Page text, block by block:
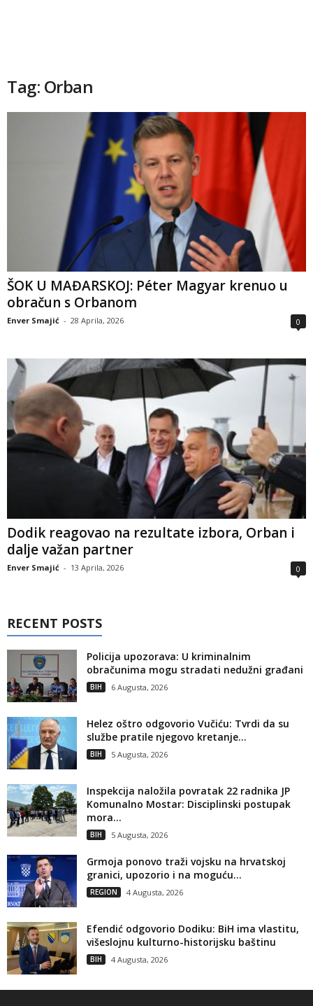
Tag: Orban
ŠOK U MAĐARSKOJ: Péter Magyar krenuo u
obračun s Orbanom
Enver Smajić - 28 Aprila, 2026 0
Dodik reagovao na rezultate izbora, Orban i
dalje važan partner
Enver Smajić - 13 Aprila, 2026 0
RECENT POSTS
Policija upozorava: U kriminalnim
obračunima mogu stradati nedužni građani
BIH 6 Augusta, 2026
Helez oštro odgovorio Vučiću: Tvrdi da su
službe pratile njegovo kretanje...
BIH 5 Augusta, 2026
Inspekcija naložila povratak 22 radnika JP
Komunalno Mostar: Disciplinski postupak
mora...
BIH 5 Augusta, 2026
Grmoja ponovo traži vojsku na hrvatskoj
granici, upozorio i na moguću...
REGION 4 Augusta, 2026
Efendić odgovorio Dodiku: BiH ima vlastitu,
višeslojnu kulturno-historijsku baštinu
BIH 4 Augusta, 2026